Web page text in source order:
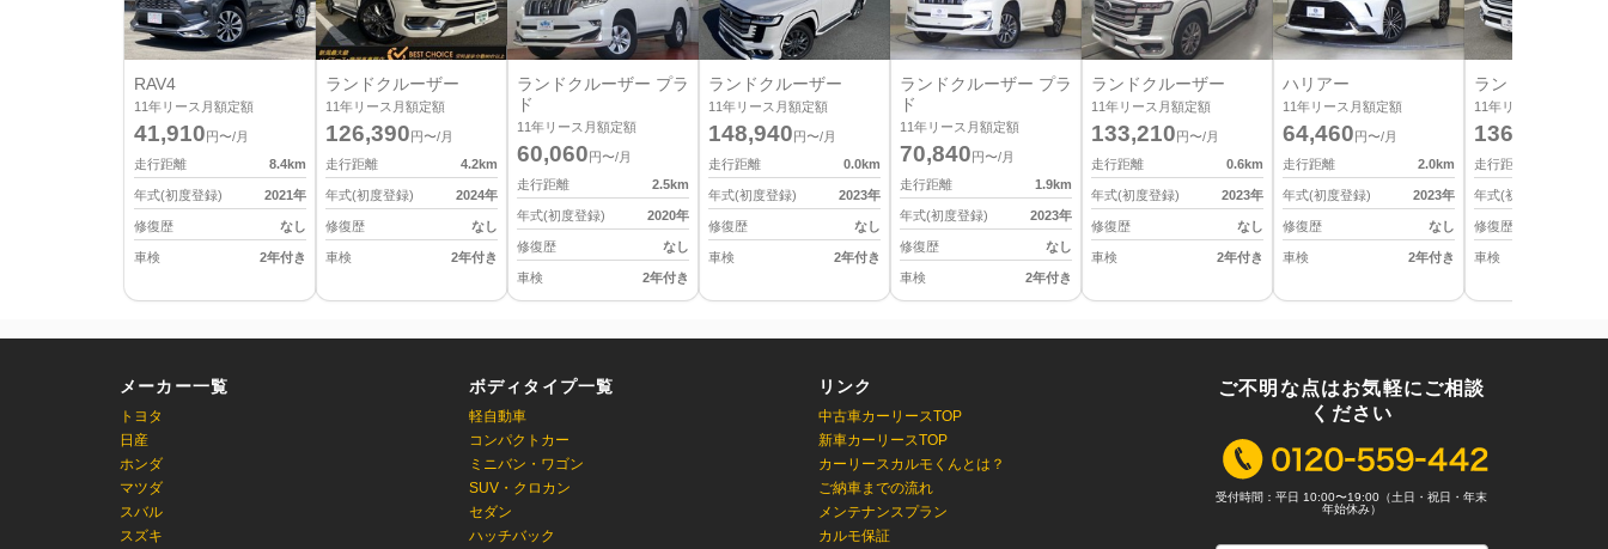
RAV4
11年リース月額定額
41,910 円〜/月
走行距離
8.4km
年式(初度登録) 2021年
修復歴 なし
車検 2年付き
ランドクルーザー
11年リース月額定額
126,390 円〜/月
走行距離
4.2km
年式(初度登録) 2024年
修復歴 なし
車検 2年付き
ランドクルーザー プラ
ド
11年リース月額定額
60,060 円〜/月
走行距離
2.5km
年式(初度登録) 2020年
修復歴 なし
車検 2年付き
ランドクルーザー
11年リース月額定額
148,940 円〜/月
走行距離
0.0km
年式(初度登録) 2023年
修復歴 なし
車検 2年付き
ランドクルーザー プラ
ド
11年リース月額定額
70,840 円〜/月
走行距離
1.9km
年式(初度登録) 2023年
修復歴 なし
車検 2年付き
ランドクルーザー
11年リース月額定額
133,210 円〜/月
走行距離
0.6km
年式(初度登録) 2023年
修復歴 なし
車検 2年付き
ハリアー
11年リース月額定額
64,460 円〜/月
走行距離
2.0km
年式(初度登録) 2023年
修復歴 なし
車検 2年付き
ランドクルーザー
11年リース月額定額
136,620
走行距離
年式(初度登録)
修復歴
車検
メーカー一覧
トヨタ
日産
ホンダ
マツダ
スバル
スズキ
ボディタイプ一覧
軽自動車
コンパクトカー
ミニバン・ワゴン
SUV・クロカン
セダン
ハッチバック
リンク
中古車カーリースTOP
新車カーリースTOP
カーリースカルモくんとは？
ご納車までの流れ
メンテナンスプラン
カルモ保証
ご不明な点はお気軽にご相談
ください
受付時間：平日 10:00〜19:00（土日・祝日・年末
年始休み）